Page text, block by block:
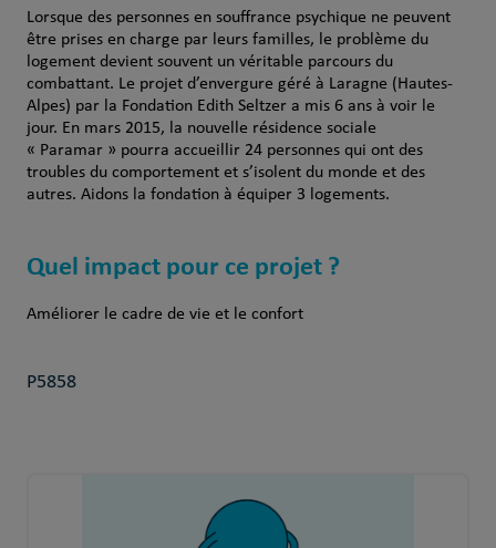
Lorsque des personnes en souffrance psychique ne peuvent
être prises en charge par leurs familles, le problème du
logement devient souvent un véritable parcours du
combattant. Le projet d’envergure géré à Laragne (Hautes-
Alpes) par la Fondation Edith Seltzer a mis 6 ans à voir le
jour. En mars 2015, la nouvelle résidence sociale
« Paramar » pourra accueillir 24 personnes qui ont des
troubles du comportement et s’isolent du monde et des
autres. Aidons la fondation à équiper 3 logements.
Quel impact pour ce projet ?
Améliorer le cadre de vie et le confort
P5858